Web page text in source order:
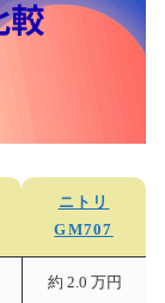
ニトリ
GM707
約 2.0 万円